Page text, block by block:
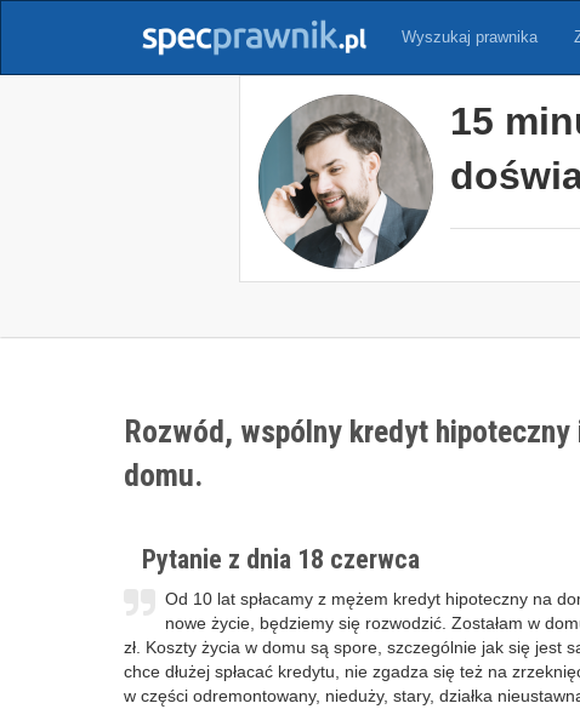
Wyszukaj prawnika
15
Rozwód, wspólny kredyt
domu.
Pytanie z dnia 18 czerwca
Od 10 lat spłacamy z mężem kredyt hipoteczny na
nowe życie, będziemy się rozwodzić. Zostałam w
zł. Koszty życia w domu są spore, szczególnie jak się jest
chce dłużej spłacać kredytu, nie zgadza się też na
w części odremontowany, nieduży, stary, działka